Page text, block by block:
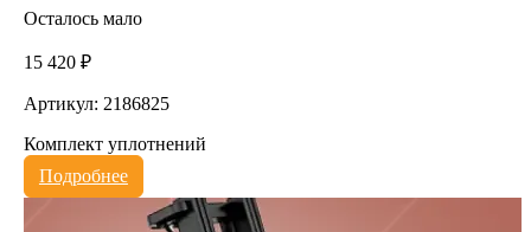
Осталось мало
15 420 ₽
Артикул: 2186825
Комплект уплотнений
Подробнее